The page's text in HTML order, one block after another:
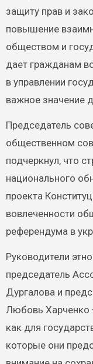
защиту прав и
повышение
обществом и
дает гражданам
в управлении
важное значение
Председатель
общественном
подчеркнул, что
национального
проекта
вовлеченности
референдума в
Руководители
председатель
Дургалова и
Любовь Харченко
как для
которые они